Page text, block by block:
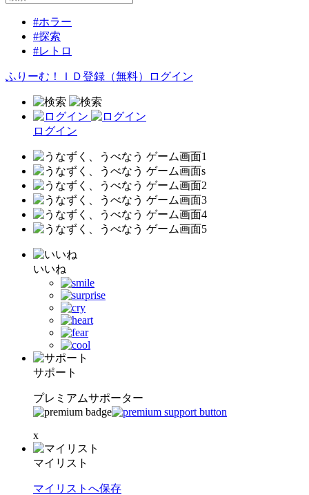
#ホラー
#探索
#レトロ
ふりーむ！ＩＤ登録（無料） ログイン
ログイン
いいね
サポート
プレミアムサポーター
x
マイリスト
マイリストへ保存